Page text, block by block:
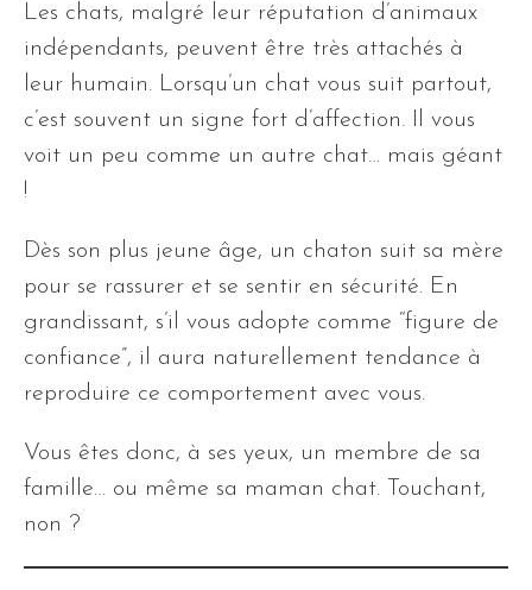
Les chats, malgré leur réputation d’animaux
indépendants, peuvent être très attachés à
leur humain. Lorsqu’un chat vous suit partout,
c’est souvent un signe fort d’affection. Il vous
voit un peu comme un autre chat… mais géant
!
Dès son plus jeune âge, un chaton suit sa mère
pour se rassurer et se sentir en sécurité. En
grandissant, s’il vous adopte comme “figure de
confiance”, il aura naturellement tendance à
reproduire ce comportement avec vous.
Vous êtes donc, à ses yeux, un membre de sa
famille… ou même sa maman chat. Touchant,
non ?